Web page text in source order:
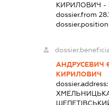
КИРИЛОВИЧ -
dossier.from
АНДРУСЕВИЧ
КИРИЛОВИЧ
dossier.address: